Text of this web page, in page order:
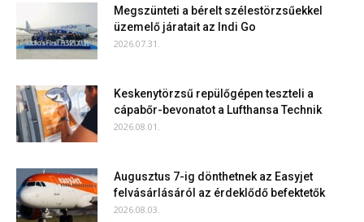
Megszünteti a bérelt szélestörzsűekkel
üzemelő járatait az Indi Go
2026.07.31.
Keskenytörzsű repülőgépen teszteli a
cápabőr-bevonatot a Lufthansa Technik
2026.08.01.
Augusztus 7-ig dönthetnek az Easyjet
felvásárlásáról az érdeklődő befektetők
2026.08.03.